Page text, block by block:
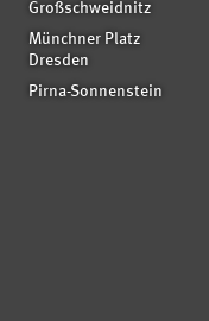
Großschweidnitz
Münchner Platz
Dresden
Pirna-Sonnenstein